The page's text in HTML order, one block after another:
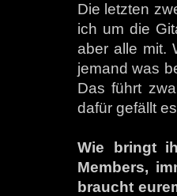
Die letzten
ich um die
aber alle mit.
jemand was
Das führt
dafür gefällt
Wie bringt
Members,
braucht